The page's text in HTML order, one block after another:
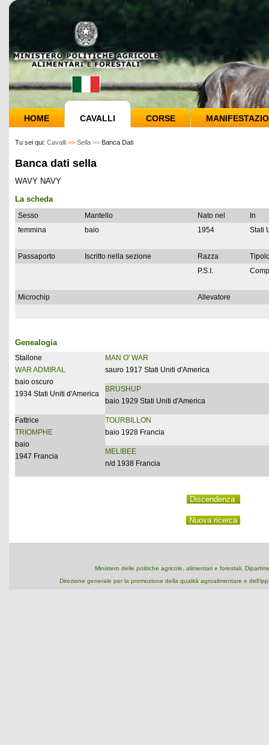
HOME CAVALLI CORSE
Tu sei qui: Cavalli >> Sella >> Banca Dati
Banca dati sella
WAVY NAVY
La scheda
Sesso Mantello Nato nel
In
femmina
baio 1954 Stati
Passaporto Iscritto nella sezione Razza
P.S.I.
Microchip Allevatore
Genealogia
Stallone
WAR ADMIRAL
baio oscuro
1934 Stati Uniti d'America
MAN O' WAR
sauro 1917 Stati Uniti d'America
BRUSHUP
baio 1929 Stati Uniti d'America
Fattrice
TRIOMPHE
baio
1947 Francia
TOURBILLON
baio 1928 Francia
MELIBEE
n/d 1938 Francia
Ministero delle politiche agricole, alimentari e forestali,
Direzione generale per la promozione della qualità agroalimentare e